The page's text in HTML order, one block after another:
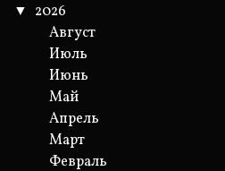
2026
Август
Июль
Июнь
Май
Апрель
Март
Февраль